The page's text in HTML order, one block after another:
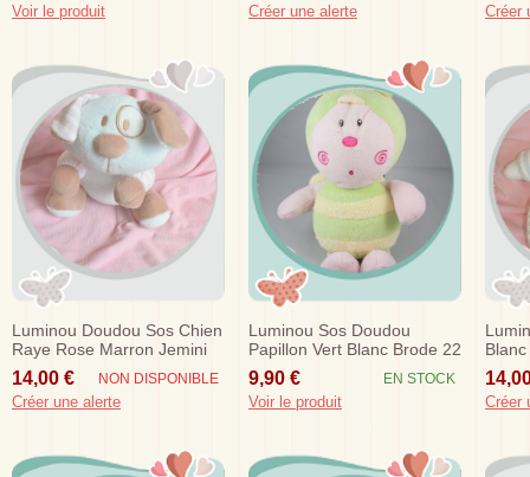
Voir le produit Créer une alerte Créer
Luminou Doudou Sos Chien
Raye Rose Marron Jemini
14,00 € NON DISPONIBLE
Créer une alerte
Luminou Sos Doudou
Papillon Vert Blanc Brode 22
Cm
9,90 € EN STOCK
Voir le produit Créer